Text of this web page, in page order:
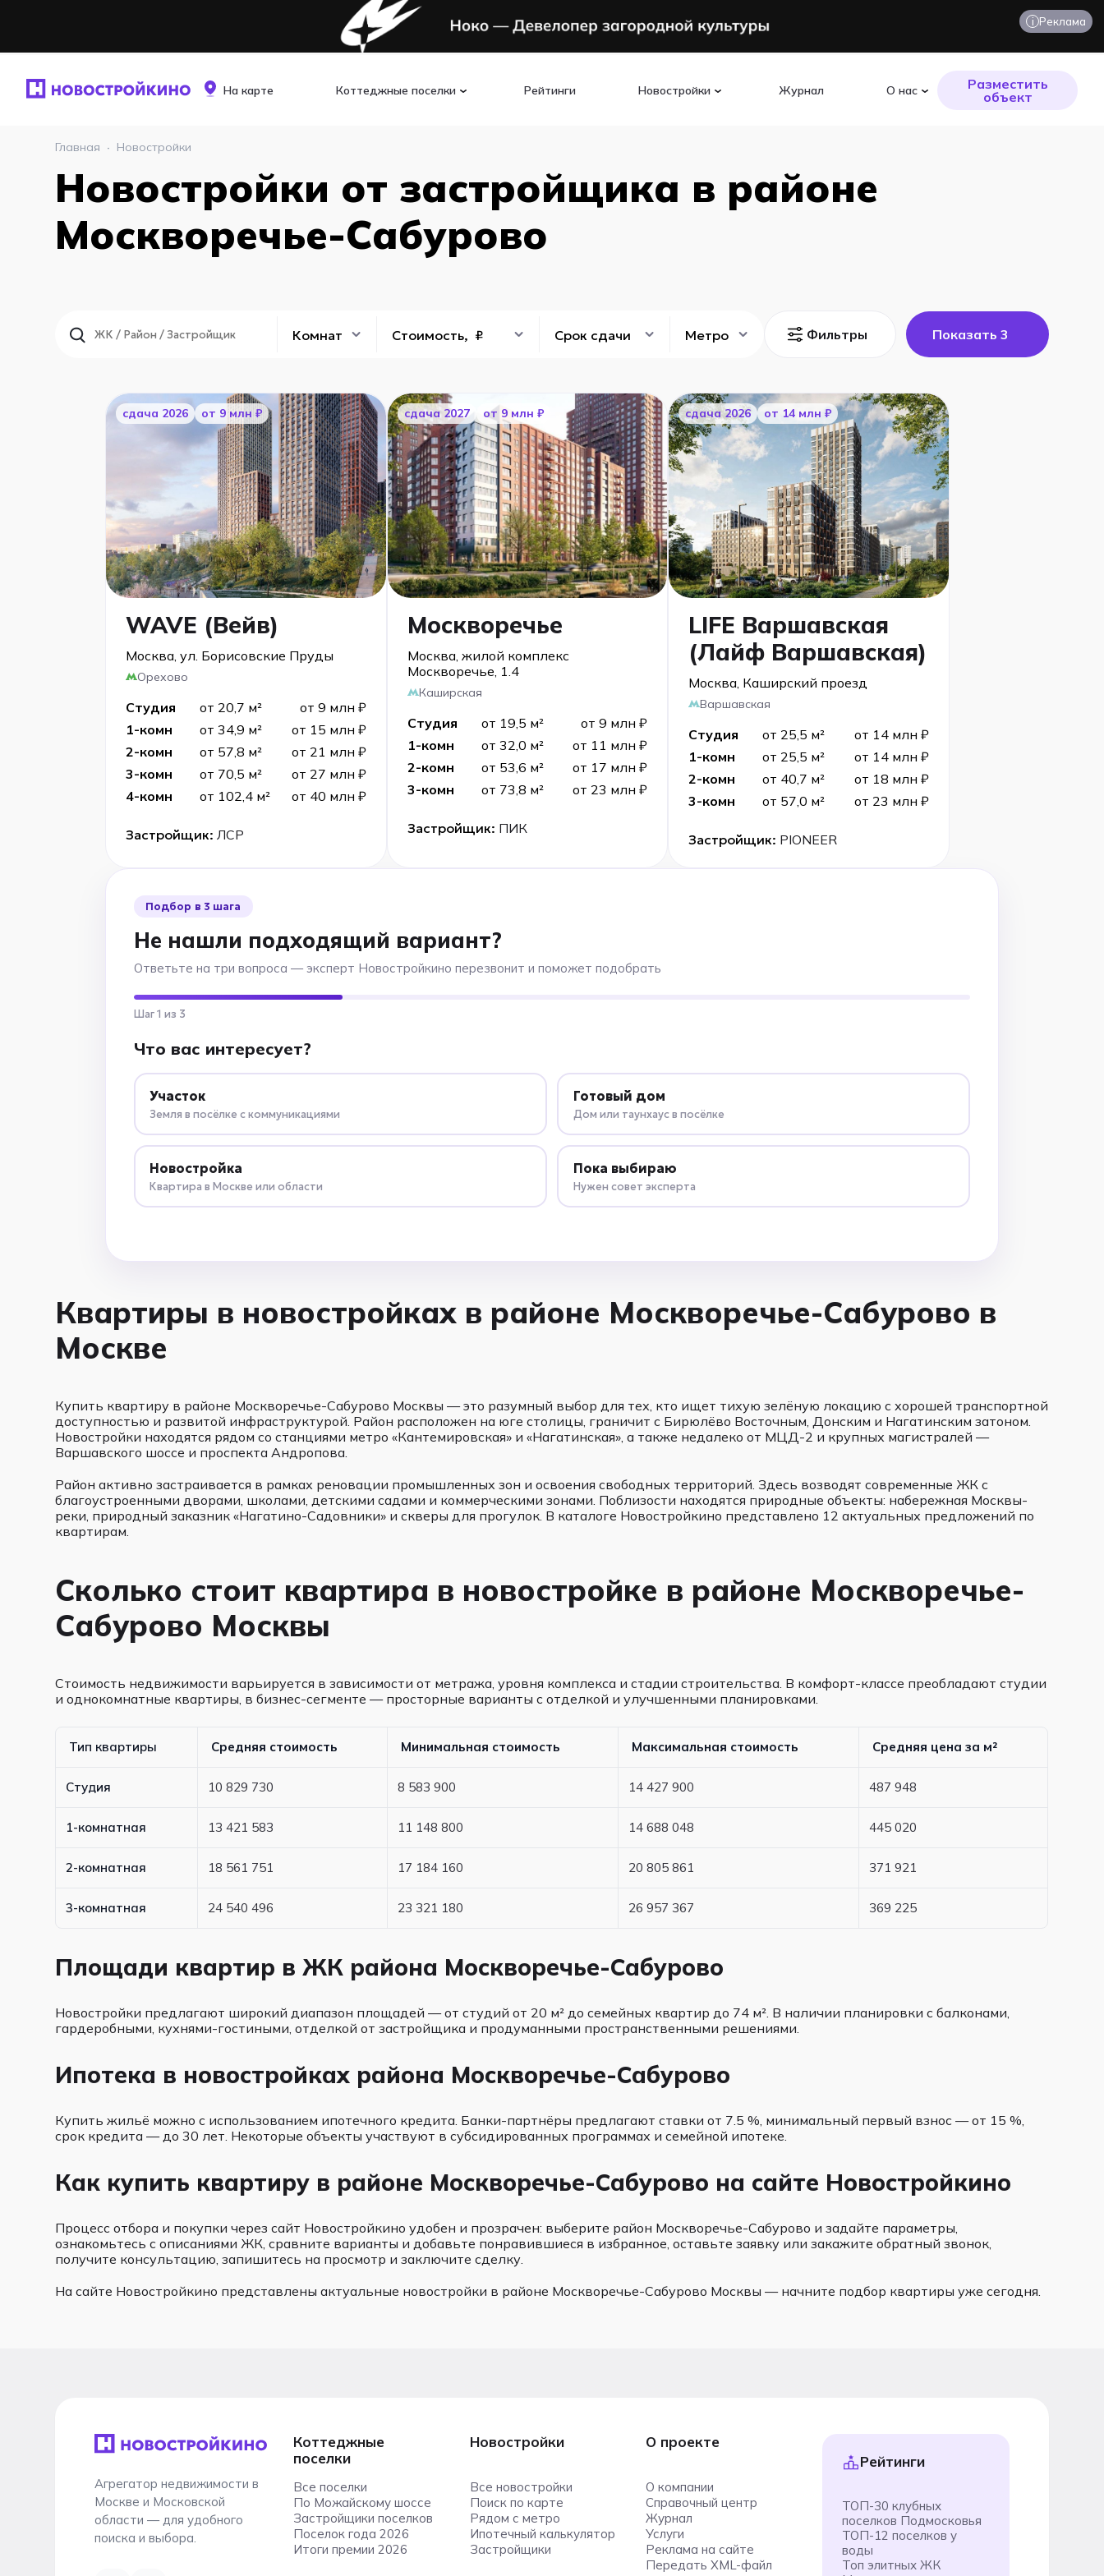
На карте Коттеджные поселки Рейтинги Новостройки Журнал О нас
Разместить
объект
i Реклама
Главная · Новостройки
Новостройки от застройщика в районе
Москворечье-Сабурово
Комнат Стоимость, ₽ Срок сдачи Метро Фильтры Показать 3
cдача 2026 от 9 млн ₽
WAVE (Вейв)
Москва, ул. Борисовские Пруды
Орехово
Студия от 20,7 м²
от 9 млн ₽
1-комн
от 34,9 м²
от 15 млн ₽
2-комн
от 57,8 м²
от 21 млн ₽
3-комн
от 70,5 м²
от 27 млн ₽
4-комн
от 102,4 м² от 40 млн ₽
Застройщик: ЛСР
cдача 2027 от 9 млн ₽
Москворечье
Москва, жилой комплекс
Москворечье, 1.4
Каширская
Студия от 19,5 м²
от 9 млн ₽
1-комн
от 32,0 м²
от 11 млн ₽
2-комн
от 53,6 м²
от 17 млн ₽
3-комн
от 73,8 м² от 23 млн ₽
Застройщик: ПИК
cдача 2026 от 14 млн ₽
LIFE Варшавская
(Лайф Варшавская)
Москва, Каширский проезд
Варшавская
Студия от 25,5 м²
от 14 млн ₽
1-комн
от 25,5 м²
от 14 млн ₽
2-комн
от 40,7 м²
от 18 млн ₽
3-комн
от 57,0 м² от 23 млн ₽
Застройщик: PIONEER
Подбор в 3 шага
Не нашли подходящий вариант?
Ответьте на три вопроса — эксперт Новостройкино перезвонит и поможет подобрать
Шаг 1 из 3
Что вас интересует?
Участок
Земля в посёлке с коммуникациями
Готовый дом
Дом или таунхаус в посёлке
Новостройка
Квартира в Москве или области
Пока выбираю
Нужен совет эксперта
Квартиры в новостройках в районе Москворечье-Сабурово в
Москве
Купить квартиру в районе Москворечье-Сабурово Москвы — это разумный выбор для тех, кто ищет тихую зелёную локацию с хорошей транспортной
доступностью и развитой инфраструктурой. Район расположен на юге столицы, граничит с Бирюлёво Восточным, Донским и Нагатинским затоном.
Новостройки находятся рядом со станциями метро «Кантемировская» и «Нагатинская», а также недалеко от МЦД-2 и крупных магистралей —
Варшавского шоссе и проспекта Андропова.
Район активно застраивается в рамках реновации промышленных зон и освоения свободных территорий. Здесь возводят современные ЖК с
благоустроенными дворами, школами, детскими садами и коммерческими зонами. Поблизости находятся природные объекты: набережная Москвы-
реки, природный заказник «Нагатино-Садовники» и скверы для прогулок. В каталоге Новостройкино представлено 12 актуальных предложений по
квартирам.
Сколько стоит квартира в новостройке в районе Москворечье-
Сабурово Москвы
Стоимость недвижимости варьируется в зависимости от метража, уровня комплекса и стадии строительства. В комфорт-классе преобладают студии
и однокомнатные квартиры, в бизнес-сегменте — просторные варианты с отделкой и улучшенными планировками.
Тип квартиры Средняя стоимость Минимальная стоимость Максимальная стоимость Средняя цена за м²
Студия 10 829 730 8 583 900 14 427 900 487 948
1-комнатная 13 421 583 11 148 800 14 688 048 445 020
2-комнатная 18 561 751 17 184 160 20 805 861 371 921
3-комнатная 24 540 496 23 321 180 26 957 367 369 225
Площади квартир в ЖК района Москворечье-Сабурово
Новостройки предлагают широкий диапазон площадей — от студий от 20 м² до семейных квартир до 74 м². В наличии планировки с балконами,
гардеробными, кухнями-гостиными, отделкой от застройщика и продуманными пространственными решениями.
Ипотека в новостройках района Москворечье-Сабурово
Купить жильё можно с использованием ипотечного кредита. Банки-партнёры предлагают ставки от 7.5 %, минимальный первый взнос — от 15 %,
срок кредита — до 30 лет. Некоторые объекты участвуют в субсидированных программах и семейной ипотеке.
Как купить квартиру в районе Москворечье-Сабурово на сайте Новостройкино
Процесс отбора и покупки через сайт Новостройкино удобен и прозрачен: выберите район Москворечье-Сабурово и задайте параметры,
ознакомьтесь с описаниями ЖК, сравните варианты и добавьте понравившиеся в избранное, оставьте заявку или закажите обратный звонок,
получите консультацию, запишитесь на просмотр и заключите сделку.
На сайте Новостройкино представлены актуальные новостройки в районе Москворечье-Сабурово Москвы — начните подбор квартиры уже сегодня.
Агрегатор недвижимости в
Москве и Московской
области — для удобного
поиска и выбора.
Коттеджные
поселки
Все поселки
По Можайскому шоссе
Застройщики поселков
Поселок года 2026
Итоги премии 2026
Новостройки
Все новостройки
Поиск по карте
Рядом с метро
Ипотечный калькулятор
Застройщики
О проекте
О компании
Справочный центр
Журнал
Услуги
Реклама на сайте
Передать XML-файл
Рейтинги
ТОП-30 клубных
поселков Подмосковья
ТОП-12 поселков у
воды
Топ элитных ЖК